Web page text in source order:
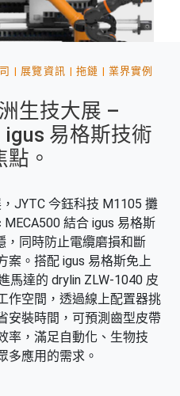
展覽資訊 拖鏈
業界實例
生技大展 –
igus 易格斯技術
。
JYTC 今鈺科技 M1105 攤
結合 igus 易格斯
，同時防止電纜磨損和斷
案。搭配 igus 易格斯免上
馬達的 drylin ZLW-1040 皮
作空間，透過線上配置器挑
安裝時間，可預測齒型皮帶
率，滿足自動化、生物技
多應用的需求。